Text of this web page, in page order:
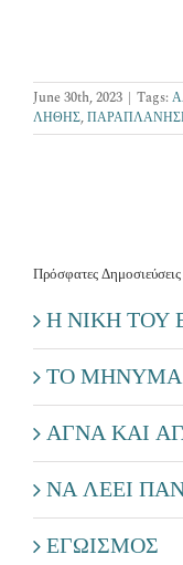
June 30th, 2023 | Tags:
ΛΗΘΗΣ,
Πρόσφατες Δημοσιεύσεις
Η ΝΙΚΗ ΤΟΥ
ΤΟ ΜΗΝΥΜΑ
ΑΓΝΑ ΚΑΙ
ΝΑ ΛΕΕΙ
ΕΓΩΙΣΜΟΣ